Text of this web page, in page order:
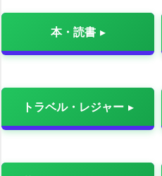
本・読書
トラベル・レジャー